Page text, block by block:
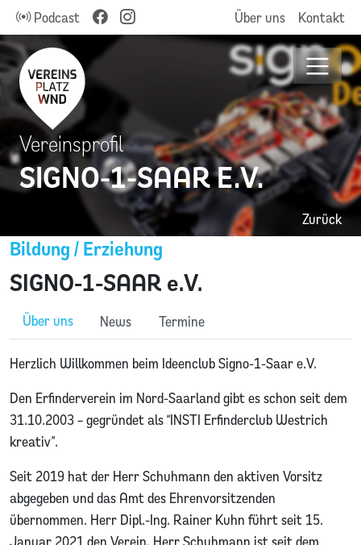
Podcast Über uns Kontakt
SIGNO-1-SAAR E.V.
Vereinsprofil
Zurück
SIGNO-1-SAAR e.V.
Bildung / Erziehung
Über uns News Termine
Herzlich Willkommen beim Ideenclub Signo-1-Saar e.V.
Den Erfinderverein im Nord-Saarland gibt es schon seit dem
31.10.2003 – gegründet als “INSTI Erfinderclub Westrich
kreativ”.
Seit 2019 hat der Herr Schuhmann den aktiven Vorsitz
abgegeben und das Amt des Ehrenvorsitzenden
übernommen. Herr Dipl.-Ing. Rainer Kuhn führt seit 15.